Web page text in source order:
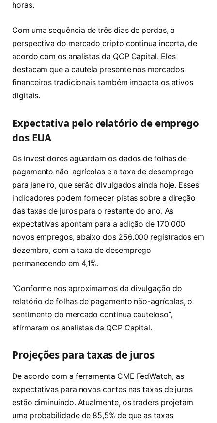
horas.
Com uma sequência de três dias de perdas, a
perspectiva do mercado cripto continua incerta, de
acordo com os analistas da QCP Capital. Eles
destacam que a cautela presente nos mercados
financeiros tradicionais também impacta os ativos
digitais.
Expectativa pelo relatório de emprego
dos EUA
Os investidores aguardam os dados de folhas de
pagamento não-agrícolas e a taxa de desemprego
para janeiro, que serão divulgados ainda hoje. Esses
indicadores podem fornecer pistas sobre a direção
das taxas de juros para o restante do ano. As
expectativas apontam para a adição de 170.000
novos empregos, abaixo dos 256.000 registrados em
dezembro, com a taxa de desemprego
permanecendo em 4,1%.
“Conforme nos aproximamos da divulgação do
relatório de folhas de pagamento não-agrícolas, o
sentimento do mercado continua cauteloso”,
afirmaram os analistas da QCP Capital.
Projeções para taxas de juros
De acordo com a ferramenta CME FedWatch, as
expectativas para novos cortes nas taxas de juros
estão diminuindo. Atualmente, os traders projetam
uma probabilidade de 85,5% de que as taxas